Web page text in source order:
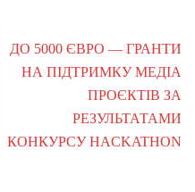
ДО 5000 ЄВРО — ГРАНТИ
НА ПІДТРИМКУ МЕДІА
ПРОЄКТІВ ЗА
РЕЗУЛЬТАТАМИ
КОНКУРСУ HACKATHON